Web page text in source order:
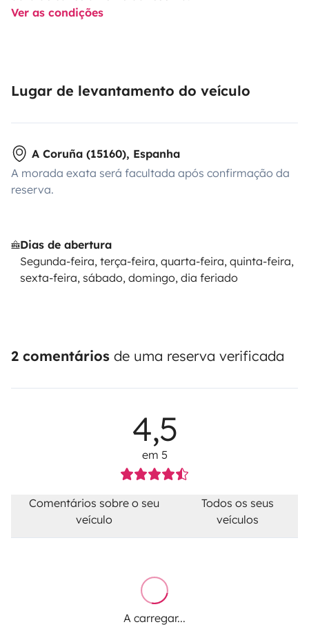
Ver as condições
Lugar de levantamento do veículo
A Coruña (15160), Espanha
A morada exata será facultada após confirmação da
reserva.
Dias de abertura
Segunda-feira, terça-feira, quarta-feira, quinta-feira,
sexta-feira, sábado, domingo, dia feriado
2 comentários de uma reserva verificada
4,5
em 5
Comentários sobre o seu
veículo
Todos os seus
veículos
A carregar...